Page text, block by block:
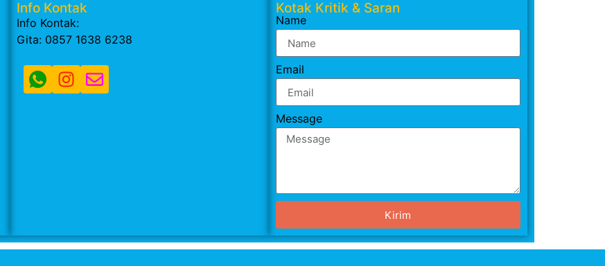
Info Kontak
Info Kontak:
Gita: 0857 1638 6238
Kotak Kritik & Saran
Name
Email
Message
Kirim